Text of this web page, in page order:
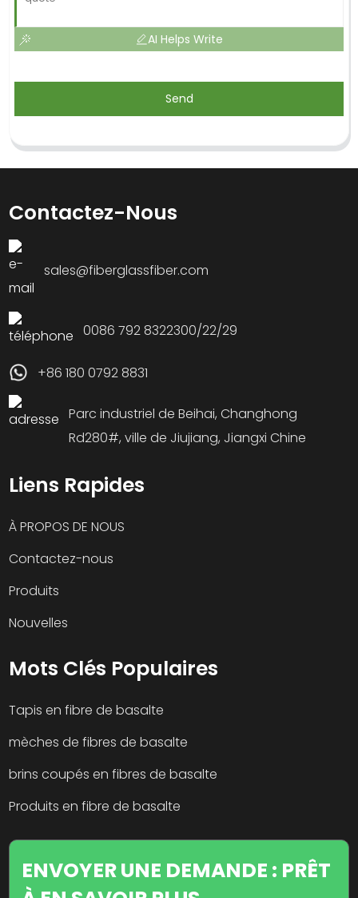
AI Helps Write
Send
Contactez-Nous
sales@fiberglassfiber.com
0086 792 8322300/22/29
+86 180 0792 8831
Parc industriel de Beihai, Changhong
Rd280#, ville de Jiujiang, Jiangxi Chine
Liens Rapides
À PROPOS DE NOUS
Contactez-nous
Produits
Nouvelles
Mots Clés Populaires
Tapis en fibre de basalte
mèches de fibres de basalte
brins coupés en fibres de basalte
Produits en fibre de basalte
ENVOYER UNE DEMANDE : PRÊT